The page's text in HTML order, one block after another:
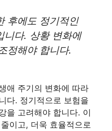
후에도 정기적인
니다. 상황 변화에
정해야 합니다.
애 주기의 변화에 따라
다. 정기적으로 보험을
을 고려해야 합니다. 이
이고, 더욱 효율적으로